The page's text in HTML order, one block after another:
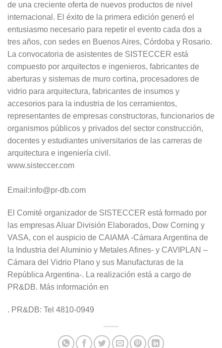
de una creciente oferta de nuevos productos de nivel
internacional. El éxito de la primera edición generó el
entusiasmo necesario para repetir el evento cada dos a
tres años, con sedes en Buenos Aires, Córdoba y Rosario.
La convocatoria de asistentes de SISTECCER está
compuesto por arquitectos e ingenieros, fabricantes de
aberturas y sistemas de muro cortina, procesadores de
vidrio para arquitectura, fabricantes de insumos y
accesorios para la industria de los cerramientos,
representantes de empresas constructoras, funcionarios de
organismos públicos y privados del sector construcción,
docentes y estudiantes universitarios de las carreras de
arquitectura e ingeniería civil.
www.sisteccer.com
Email:info@pr-db.com
El Comité organizador de SISTECCER está formado por
las empresas Aluar División Elaborados, Dow Corning y
VASA, con el auspicio de CAIAMA -Cámara Argentina de
la Industria del Aluminio y Metales Afines- y CAVIPLAN –
Cámara del Vidrio Plano y sus Manufacturas de la
República Argentina-. La realización está a cargo de
PR&DB. Más información en
. PR&DB: Tel 4810-0949